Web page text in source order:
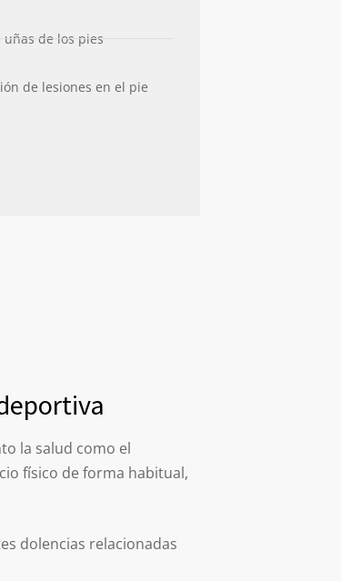
uñas de los pies
de lesiones en el pie
la salud como el
físico de forma habitual,
dolencias relacionadas